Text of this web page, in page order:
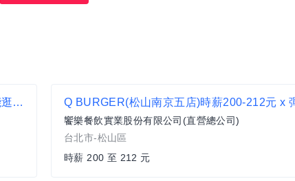
拒絕大夜班 迷客夏青海店 招募 早班夥伴 下班還能逛逢甲
饗樂餐飲實業股份有限公司(直營總公司)
台北市-松山區
時薪 200 至 212 元